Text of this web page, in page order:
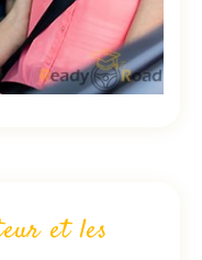
et les